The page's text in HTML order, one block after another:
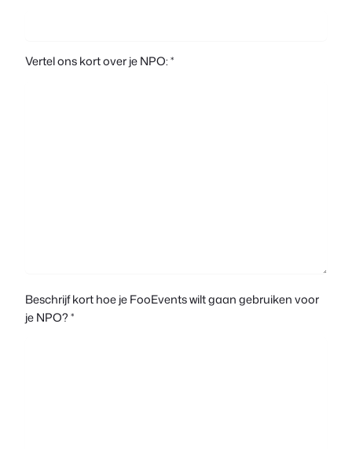
Vertel ons kort over je NPO: *
Beschrijf kort hoe je FooEvents wilt gaan gebruiken voor
je NPO? *